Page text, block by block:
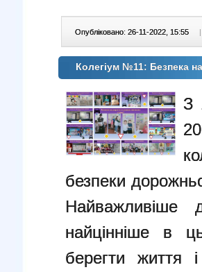
Опубліковано: 26-11-2022, 15:55 |
Колегіум №11: Безпека
З
безпеки
найцінніше в
берегти життя